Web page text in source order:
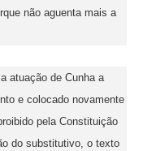
não aguenta mais a
atuação de Cunha a
e colocado novamente
pela Constituição
do substitutivo, o texto